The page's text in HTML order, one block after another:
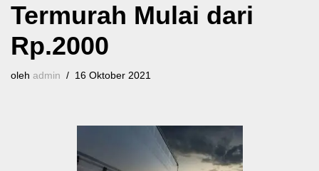
Termurah Mulai dari
Rp.2000
oleh admin 16 Oktober 2021